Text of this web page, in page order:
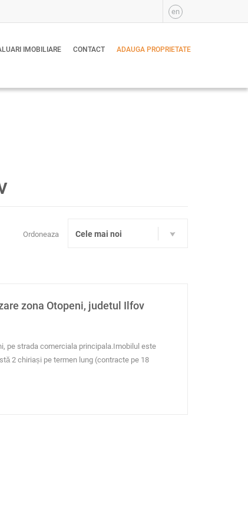
en
IMOBILIARE CONTACT ADAUGA PROPRIETATE
Ordoneaza
Cele mai noi
zona Otopeni, judetul Ilfov
pe strada comerciala principala.Imobilul este
2 chiriași pe termen lung (contracte pe 18